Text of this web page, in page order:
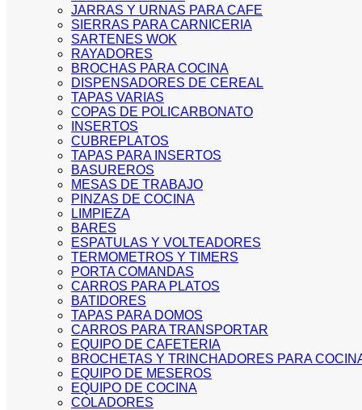
JARRAS Y URNAS PARA CAFE
SIERRAS PARA CARNICERIA
SARTENES WOK
RAYADORES
BROCHAS PARA COCINA
DISPENSADORES DE CEREAL
TAPAS VARIAS
COPAS DE POLICARBONATO
INSERTOS
CUBREPLATOS
TAPAS PARA INSERTOS
BASUREROS
MESAS DE TRABAJO
PINZAS DE COCINA
LIMPIEZA
BARES
ESPATULAS Y VOLTEADORES
TERMOMETROS Y TIMERS
PORTA COMANDAS
CARROS PARA PLATOS
BATIDORES
TAPAS PARA DOMOS
CARROS PARA TRANSPORTAR
EQUIPO DE CAFETERIA
BROCHETAS Y TRINCHADORES PARA
EQUIPO DE MESEROS
EQUIPO DE COCINA
COLADORES